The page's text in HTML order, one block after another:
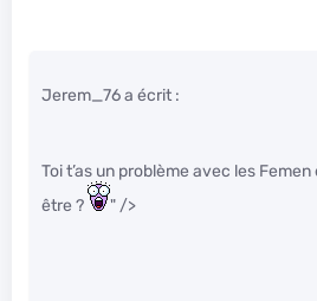
Jerem_76 a écrit :
Toi t’as un problème avec les
être ?
" />